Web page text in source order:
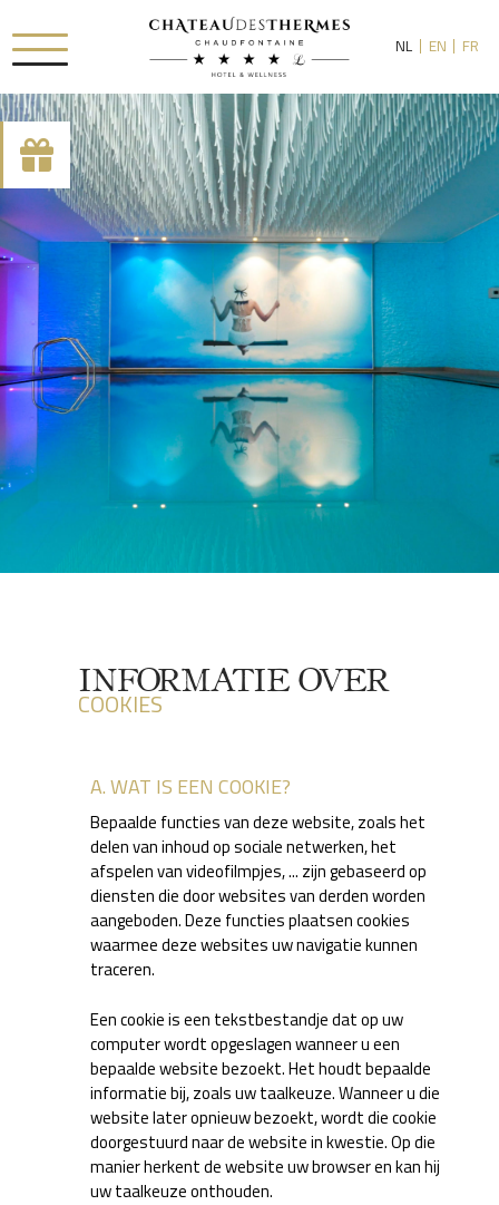
[availability_search category_dropdown="true"
category_include="sejour, chambre"]
RUE HAUSTER 9, B-4050 CHAUDFONTAINE
+32(0)4 367 80 67
INFO[AT]CHATEAUDESTHERMES.BE
ONTDEK ONZE PROMOTIES DOORHIERTE KLIKKEN
NL EN FR
INFORMATIE OVER
COOKIES
A. WAT IS EEN COOKIE?
Bepaalde functies van deze website, zoals het
delen van inhoud op sociale netwerken, het
afspelen van videofilmpjes, ... zijn gebaseerd op
diensten die door websites van derden worden
aangeboden. Deze functies plaatsen cookies
waarmee deze websites uw navigatie kunnen
traceren.
Een cookie is een tekstbestandje dat op uw
computer wordt opgeslagen wanneer u een
bepaalde website bezoekt. Het houdt bepaalde
informatie bij, zoals uw taalkeuze. Wanneer u die
website later opnieuw bezoekt, wordt die cookie
doorgestuurd naar de website in kwestie. Op die
manier herkent de website uw browser en kan hij
uw taalkeuze onthouden.